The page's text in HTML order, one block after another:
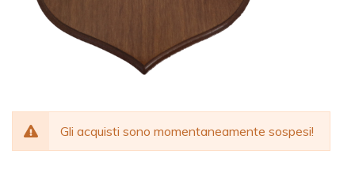
Gli acquisti sono momentaneamente sospesi!